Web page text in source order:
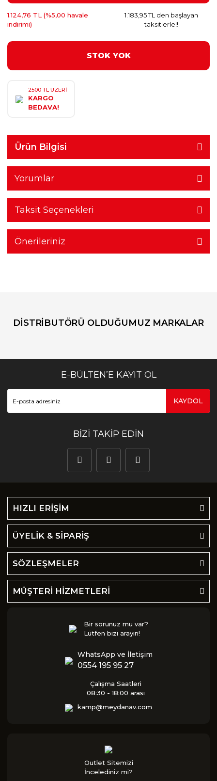
1.124,76 TL (%5,00 havale
indirimi)
1.183,95 TL den başlayan
taksitlerle!!
STOK YOK
2500 TL ÜZERİ
KARGO
BEDAVA!
Ürün Bilgisi
Yorumlar
Taksit Seçenekleri
Önerileriniz
DİSTRİBUTÖRÜ OLDUĞUMUZ MARKALAR
E-BÜLTEN’E KAYIT OL
KAYDOL
BİZİ TAKİP EDİN
HIZLI ERİŞİM
ÜYELİK & SİPARİŞ
SÖZLEŞMELER
MÜŞTERİ HİZMETLERİ
Bir sorunuz mu var?
Lütfen bizi arayın!
WhatsApp ve İletişim
0554 195 95 27
Çalışma Saatleri
08:30 - 18:00 arası
kamp@meydanav.com
Outlet Sitemizi
İncelediniz mi?